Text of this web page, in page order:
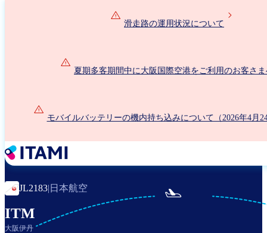
滑走路の運用状況について
夏期多客期間中に大阪国際空港をご利用のお客さ
モバイルバッテリーの機内持ち込みについて（2026年4月
JL2183| 日本航空
ITM
大阪伊丹
